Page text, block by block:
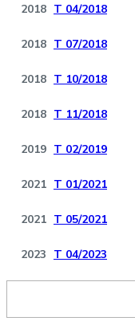
2018 T 04/2018
2018 T 07/2018
2018 T 10/2018
2018 T 11/2018
2019 T 02/2019
2021 T 01/2021
2021 T 05/2021
2023 T 04/2023